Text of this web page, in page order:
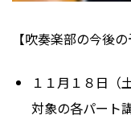
【吹奏楽部の今後の
１１月１８日（
対象の各パート